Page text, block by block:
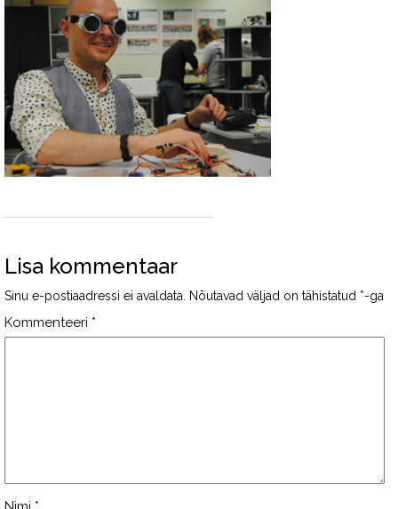
Lisa kommentaar
Sinu e-postiaadressi ei avaldata. Nõutavad väljad on tähistatud *-ga
Kommenteeri *